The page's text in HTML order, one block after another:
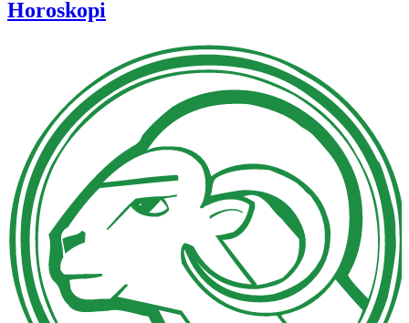
Horoskopi